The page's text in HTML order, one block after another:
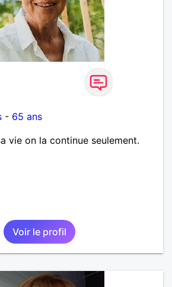
- 65 ans
vie on la continue seulement.
Voir le profil